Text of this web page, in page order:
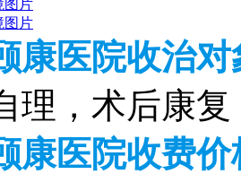
康医院收治对
理，术后康复
康医院收费